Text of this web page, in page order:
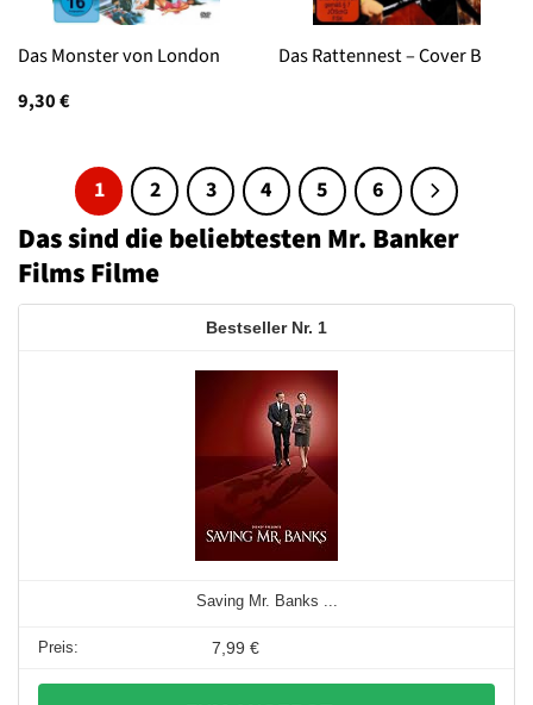
Das Monster von London
9,30€
Das Rattennest – Cover B
1 2 3 4 5 6
Das sind die beliebtesten Mr. Banker
Films Filme
1
Saving Mr. Banks ...
7,99 €